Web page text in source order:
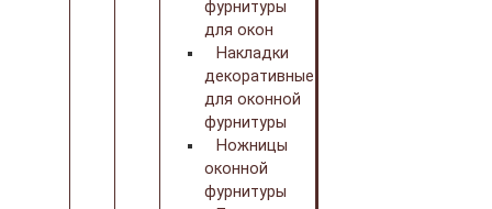
фурнитуры
для окон
Накладки
декоративные
для оконной
фурнитуры
Ножницы
оконной
фурнитуры